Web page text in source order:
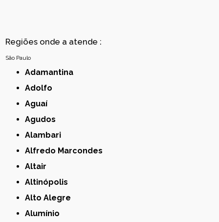
Regiões onde a atende :
São Paulo
Adamantina
Adolfo
Aguaí
Agudos
Alambari
Alfredo Marcondes
Altair
Altinópolis
Alto Alegre
Alumínio